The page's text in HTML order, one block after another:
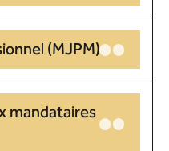
(MJPM)
mandataires